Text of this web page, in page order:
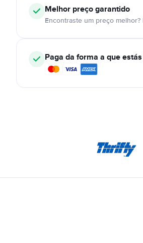
Melhor preço garantido
Encontraste um preço
Paga da forma a que